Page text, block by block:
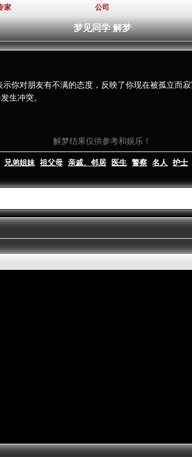
家 公司
梦见同学 解梦
你对朋友有不满的态度，反映了你现在被孤立而
生冲突。
解梦结果仅供参考和娱乐！
兄弟姐妹 祖父母 亲戚、邻居 医生 警察 名人 护士